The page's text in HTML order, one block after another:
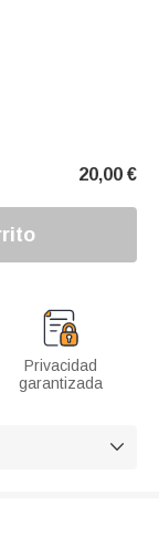
20,00 €
Privacidad
garantizada
